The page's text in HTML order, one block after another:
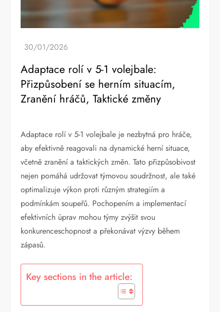
Adaptace rolí v 5-1 volejbale:
Přizpůsobení se herním situacím,
Zranění hráčů, Taktické změny
Adaptace rolí v 5-1 volejbale je nezbytná pro hráče,
aby efektivně reagovali na dynamické herní situace,
včetně zranění a taktických změn. Tato přizpůsobivost
nejen pomáhá udržovat týmovou soudržnost, ale také
optimalizuje výkon proti různým strategiím a
podmínkám soupeřů. Pochopením a implementací
efektivních úprav mohou týmy zvýšit svou
konkurenceschopnost a překonávat výzvy během
zápasů.
Key sections in the article: